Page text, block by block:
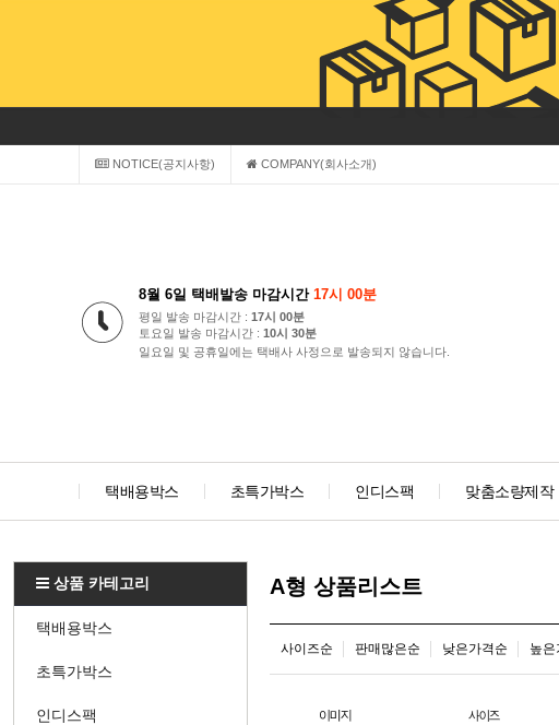
NOTICE(공지사항) COMPANY(회사소개)
8월 6일 택배발송 마감시간 17시 00분
평일 발송 마감시간 : 17시 00분
토요일 발송 마감시간 : 10시 30분
일요일 및 공휴일에는 택배사 사정으로 발송되지 않습니다.
택배용박스 초특가박스 인디스팩 맞춤소량제작
상품 카테고리
택배용박스
초특가박스
인디스팩
A형 상품리스트
사이즈순 판매많은순 낮은가격순 높은